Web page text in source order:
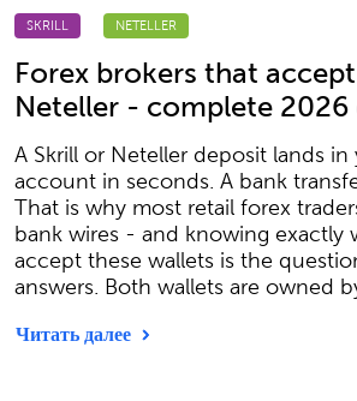
SKRILL NETELLER
Forex brokers that
Neteller - complete
A Skrill or Neteller deposit lands in
account in seconds. A bank
That is why most retail forex
bank wires - and knowing exactly
accept these wallets is the
answers. Both wallets are owned
Читать далее